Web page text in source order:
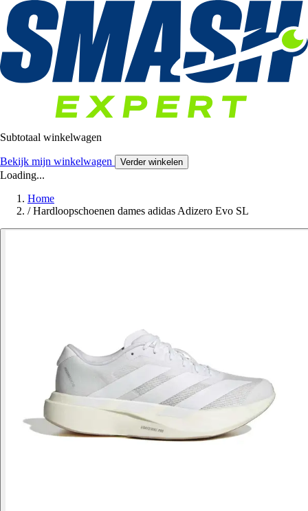
Subtotaal winkelwagen
Bekijk mijn winkelwagen Verder winkelen
Loading...
Home
/ Hardloopschoenen dames adidas Adizero Evo SL